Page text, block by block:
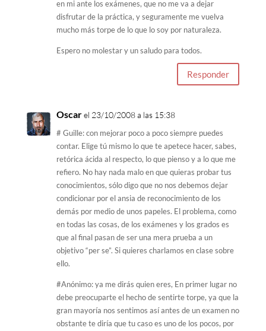
en mi ante los exámenes, que no me va a dejar
disfrutar de la práctica, y seguramente me vuelva
mucho más torpe de lo que lo soy por naturaleza.
Espero no molestar y un saludo para todos.
Responder
Oscarel 23/10/2008 a las 15:38
# Guille: con mejorar poco a poco siempre puedes
contar. Elige tú mismo lo que te apetece hacer, sabes,
retórica ácida al respecto, lo que pienso y a lo que me
refiero. No hay nada malo en que quieras probar tus
conocimientos, sólo digo que no nos debemos dejar
condicionar por el ansia de reconocimiento de los
demás por medio de unos papeles. El problema, como
en todas las cosas, de los exámenes y los grados es
que al final pasan de ser una mera prueba a un
objetivo “per se”. Si quieres charlamos en clase sobre
ello.
#Anónimo: ya me dirás quien eres, En primer lugar no
debe preocuparte el hecho de sentirte torpe, ya que la
gran mayoría nos sentimos así antes de un examen no
obstante te diría que tu caso es uno de los pocos, por